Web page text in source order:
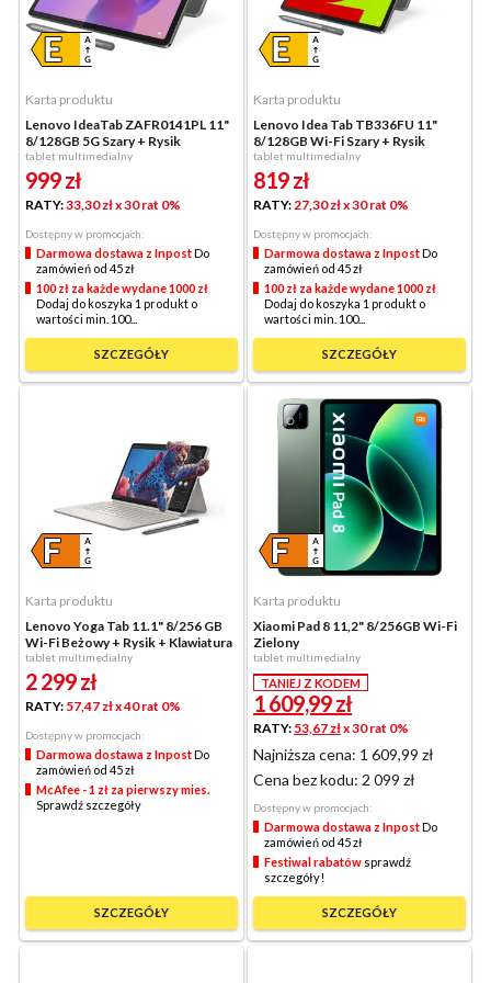
Karta produktu
Lenovo IdeaTab ZAFR0141PL 11"
8/128GB 5G Szary + Rysik
tablet multimedialny
999zł
RATY:33,30 złx 30 rat 0%
Dostępny w promocjach:
Darmowa dostawa z InpostDo
zamówień od 45 zł
100 zł za każde wydane 1000 zł
Dodaj do koszyka 1 produkt o
wartości min. 100...
SZCZEGÓŁY
Karta produktu
Lenovo Idea Tab TB336FU 11"
8/128GB Wi-Fi Szary + Rysik
tablet multimedialny
819zł
RATY:27,30 złx 30 rat 0%
Dostępny w promocjach:
Darmowa dostawa z InpostDo
zamówień od 45 zł
100 zł za każde wydane 1000 zł
Dodaj do koszyka 1 produkt o
wartości min. 100...
SZCZEGÓŁY
Karta produktu
Lenovo Yoga Tab 11.1" 8/256 GB
Wi-Fi Beżowy + Rysik + Klawiatura
tablet multimedialny
2 299zł
RATY: 57,47 złx 40 rat 0%
Dostępny w promocjach:
Darmowa dostawa z InpostDo
zamówień od 45 zł
McAfee - 1 zł za pierwszy mies.
Sprawdź szczegóły
SZCZEGÓŁY
Karta produktu
Xiaomi Pad 8 11,2" 8/256GB Wi-Fi
Zielony
tablet multimedialny
TANIEJ Z KODEM
1 609,99zł
RATY: 53,67 złx 30 rat 0%
Najniższa cena: 1 609,99 zł
Cena bez kodu: 2 099 zł
Dostępny w promocjach:
Darmowa dostawa z InpostDo
zamówień od 45 zł
Festiwal rabatów sprawdź
szczegóły!
SZCZEGÓŁY